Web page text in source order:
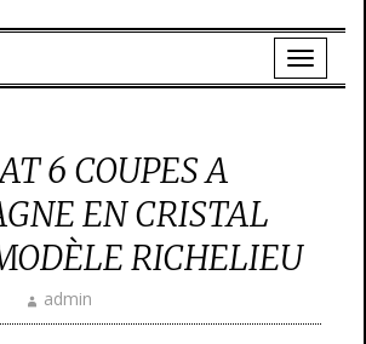
6 COUPES A
EN CRISTAL
RICHELIEU
admin